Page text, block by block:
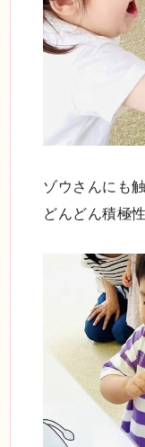
ゾウさんにも
どんどん積極